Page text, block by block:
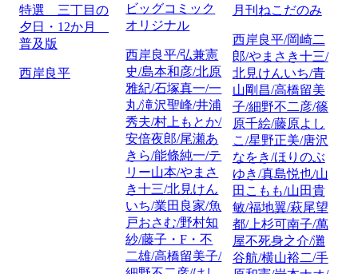
特選 三丁目の
夕日・12か月
普及版
西岸良平
ビッグコミック
オリジナル
西岸良平/弘兼憲
史/島本和彦/北原
雅紀/石塚真一/一
丸/滝沢聖峰/井浦
秀夫/村上もとか/
安倍夜郎/尾瀬あ
きら/能條純一/テ
リー山本/やまさ
き十三/北見けん
いち/業田良家/魚
戸おさむ/野村知
紗/藤子・F・不
二雄/高橋留美子/
月刊ねこだのみ
西岸良平/岡崎二
郎/やまさき十三/
北見けんいち/青
山剛昌/高橋留美
子/細野不二彦/篠
原千絵/藤原よし
こ/星野正美/唐沢
なをき/ほりのぶ
ゆき/真島悦也/山
田こもも/山田貴
敏/福地翼/萩尾望
都/上杉可南子/萬
屋不死身之介/灘
谷航/横山裕二/手